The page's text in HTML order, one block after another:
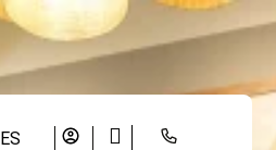
ES